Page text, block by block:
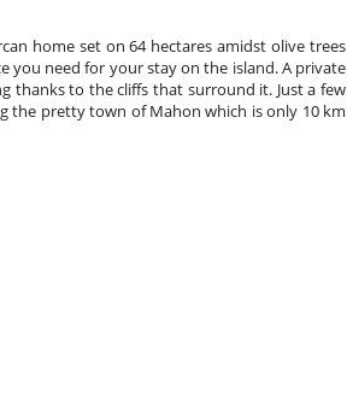
home set on 64 hectares amidst olive trees
you need for your stay on the island. A private
thanks to the cliffs that surround it. Just a few
the pretty town of Mahon which is only 10 km